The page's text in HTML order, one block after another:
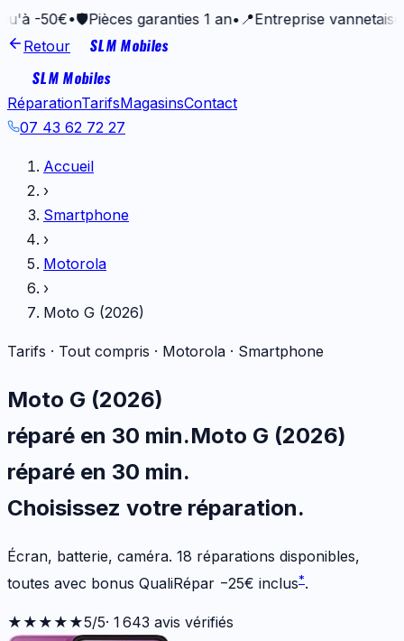
•🛡️ Pièces garanties 1 an•📍 Entreprise vannetaise depuis
Retour
SLM Mobiles
SLM Mobiles
RéparationTarifsMagasinsContact
07 43 62 72 27
Accueil
›
Smartphone
›
Motorola
›
Moto G (2026)
Tarifs · Tout compris · Motorola · Smartphone
Moto G (2026)
réparé en 30 min.Moto G (2026)
réparé en 30 min.
Choisissez votre réparation.
Écran, batterie, caméra. 18 réparations disponibles,
toutes avec bonus QualiRépar −25€ inclus*.
★★★★★5/5· 1 643 avis vérifiés